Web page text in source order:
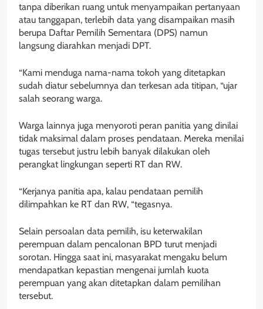
tanpa diberikan ruang untuk menyampaikan pertanyaan
atau tanggapan, terlebih data yang disampaikan masih
berupa Daftar Pemilih Sementara (DPS) namun
langsung diarahkan menjadi DPT.
“Kami menduga nama-nama tokoh yang ditetapkan
sudah diatur sebelumnya dan terkesan ada titipan, “ujar
salah seorang warga.
Warga lainnya juga menyoroti peran panitia yang dinilai
tidak maksimal dalam proses pendataan. Mereka menilai
tugas tersebut justru lebih banyak dilakukan oleh
perangkat lingkungan seperti RT dan RW.
“Kerjanya panitia apa, kalau pendataan pemilih
dilimpahkan ke RT dan RW, “tegasnya.
Selain persoalan data pemilih, isu keterwakilan
perempuan dalam pencalonan BPD turut menjadi
sorotan. Hingga saat ini, masyarakat mengaku belum
mendapatkan kepastian mengenai jumlah kuota
perempuan yang akan ditetapkan dalam pemilihan
tersebut.